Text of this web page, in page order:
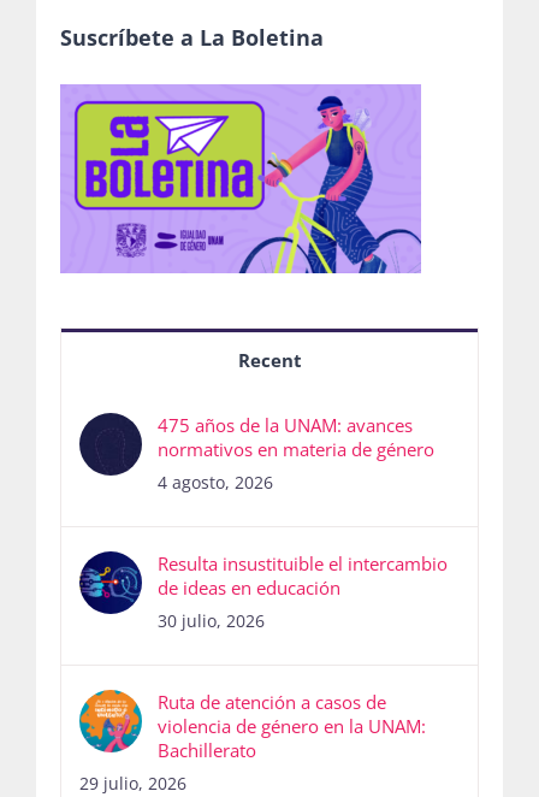
Suscríbete a La Boletina
Recent
475 años de la UNAM: avances
normativos en materia de género
4 agosto, 2026
Resulta insustituible el intercambio
de ideas en educación
30 julio, 2026
Ruta de atención a casos de
violencia de género en la UNAM:
Bachillerato
29 julio, 2026